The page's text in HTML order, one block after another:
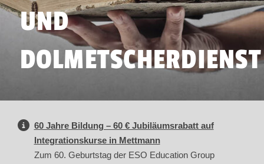
UND
DOLMETSCHERDIENST
60 Jahre Bildung – 60 € Jubiläumsrabatt auf
Integrationskurse in Mettmann
Zum 60. Geburtstag der ESO Education Group